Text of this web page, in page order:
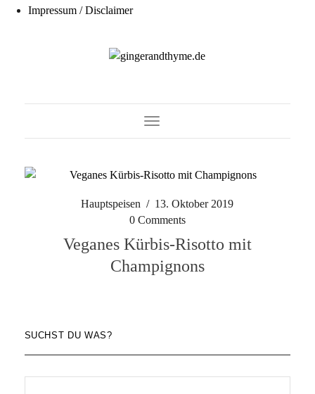
Impressum / Disclaimer
Toggle Navigation
Hauptspeisen / 13. Oktober 2019
0 Comments
Veganes Kürbis-Risotto mit
Champignons
SUCHST DU WAS?